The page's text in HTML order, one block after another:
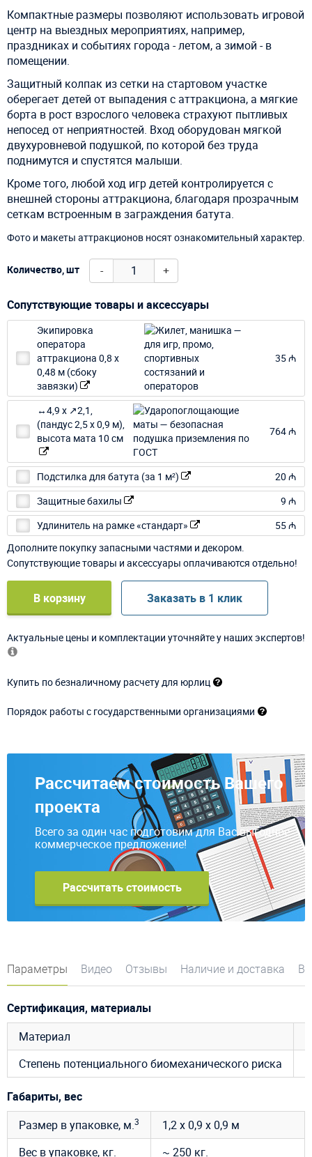
Компактные размеры позволяют использовать игровой
центр на выездных мероприятиях, например,
праздниках и событиях города - летом, а зимой - в
помещении.
Защитный колпак из сетки на стартовом участке
оберегает детей от выпадения с аттракциона, а мягкие
борта в рост взрослого человека страхуют пытливых
непосед от неприятностей. Вход оборудован мягкой
двухуровневой подушкой, по которой без труда
поднимутся и спустятся малыши.
Кроме того, любой ход игр детей контролируется с
внешней стороны аттракциона, благодаря прозрачным
сеткам встроенным в заграждения батута.
Фото и макеты аттракционов носят ознакомительный характер.
Количество, шт - +
Сопутствующие товары и аксессуары
Экипировка
оператора
аттракциона 0,8 х
0,48 м (сбоку
завязки)
35 ₼
↔4,9 х ↗2,1,
(пандус 2,5 х 0,9 м),
высота мата 10 см
764 ₼
Подстилка для батута (за 1 м²)
20 ₼
Защитные бахилы
9 ₼
Удлинитель на рамке «стандарт»
55 ₼
Дополните покупку запасными частями и декором.
Сопутствующие товары и аксессуары оплачиваются отдельно!
В корзину Заказать в 1 клик
Актуальные цены и комплектации уточняйте у наших экспертов!
Купить по безналичному расчету для юрлиц
Порядок работы с государственными организациями
Рассчитаем стоимость Вашего
проекта
Всего за один час подготовим для Вас выгодное
коммерческое предложение!
Рассчитать стоимость
Параметры Видео Отзывы Наличие и доставка
Сертификация, материалы
Материал
Степень потенциального биомеханического риска
Габариты, вес
Размер в упаковке, м.3
1,2 х 0,9 х 0,9 м
Вес в упаковке, кг.
~ 250 кг.